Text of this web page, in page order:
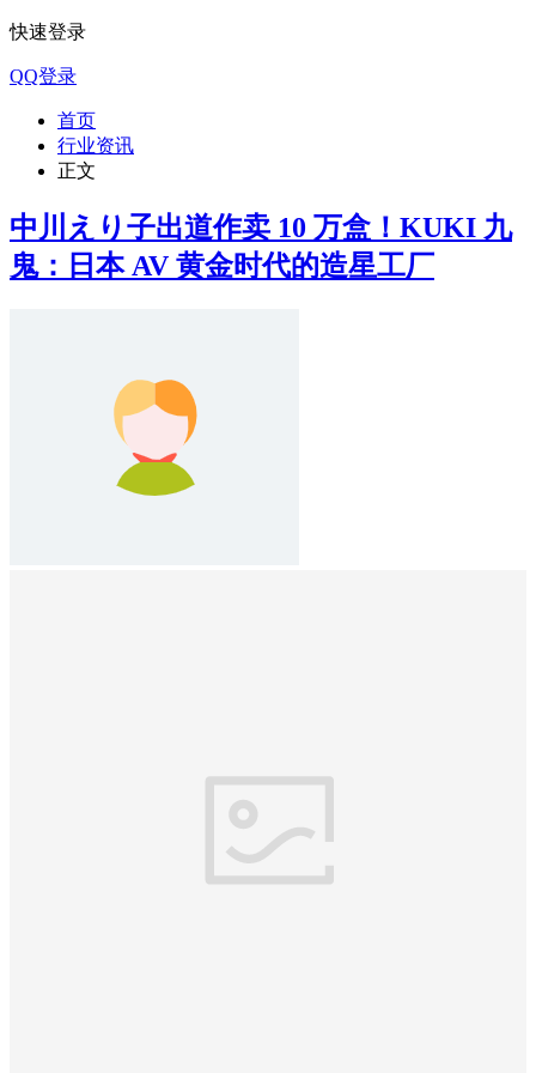
快速登录
QQ登录
首页
行业资讯
正文
中川えり子出道作卖 10 万盒！KUKI 九
鬼：日本 AV 黄金时代的造星工厂